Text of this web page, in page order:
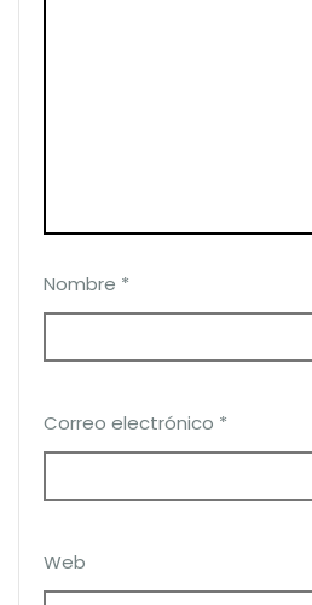
Nombre *
Correo electrónico *
Web